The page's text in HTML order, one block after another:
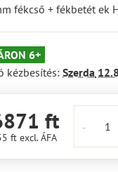
fékcső + fékbetét ek
6+
kézbesítés:Szerda
ft
ftexcl. ÁFA